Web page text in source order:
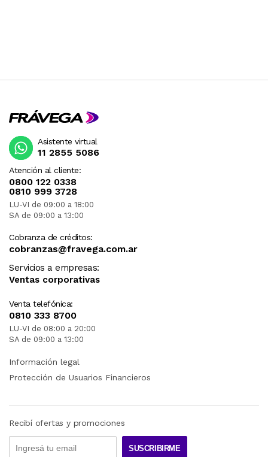
Atención al cliente:
0800 122 0338
0810 999 3728
LU-VI de 09:00 a 18:00
SA de 09:00 a 13:00
Cobranza de créditos:
cobranzas@fravega.com.ar
Servicios a empresas:
Ventas corporativas
Venta telefónica:
0810 333 8700
LU-VI de 08:00 a 20:00
SA de 09:00 a 13:00
Asistente virtual
11 2855 5086
Información legal
Protección de Usuarios Financieros
Recibí ofertas y promociones
SUSCRIBIRME